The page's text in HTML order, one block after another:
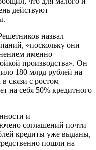
действуют
назвал
«поскольку они
именно
производства». Он
180 млрд рублей на
связи с ростом
на себя 50% кредитного
и
соглашений почти
кредиты уже выданы,
пошли на